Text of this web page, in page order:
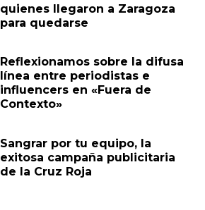
quienes llegaron a Zaragoza
para quedarse
Reflexionamos sobre la difusa
línea entre periodistas e
influencers en «Fuera de
Contexto»
Sangrar por tu equipo, la
exitosa campaña publicitaria
de la Cruz Roja